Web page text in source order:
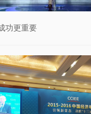
功更重要